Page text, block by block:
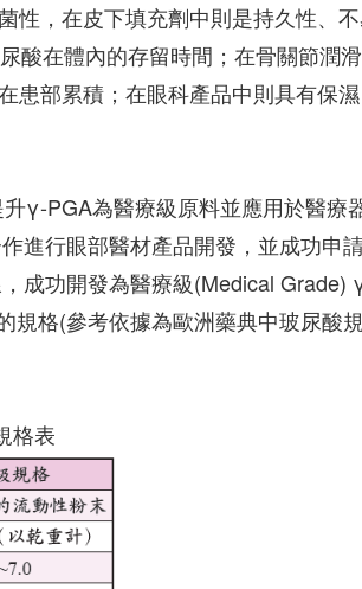
性，在皮下填充劑中則是持久性、
酸在體內的存留時間；在骨關節潤
患部累積；在眼科產品中則具有保濕
γ-PGA為醫療級原料並應用於醫療
進行眼部醫材產品開發，並成功申
成功開發為醫療級(Medical Grade)
規格(參考依據為歐洲藥典中玻尿酸
格表